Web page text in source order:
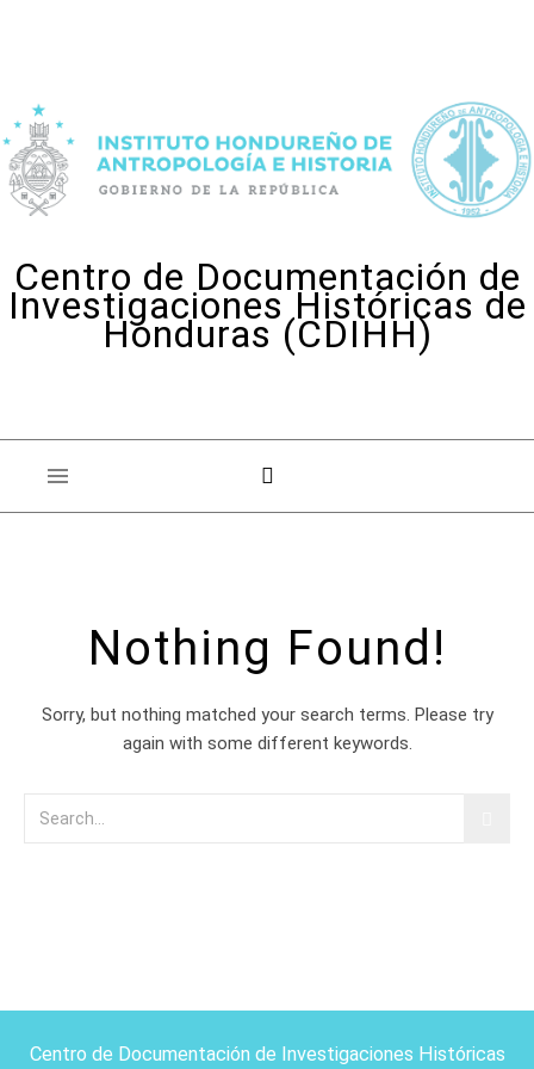
Centro de Documentación de
Investigaciones Históricas de
Honduras (CDIHH)
Nothing Found!
Sorry, but nothing matched your search terms. Please try
again with some different keywords.
Centro de Documentación de Investigaciones Históricas